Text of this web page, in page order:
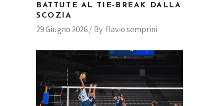
BATTUTE AL TIE-BREAK DALLA
SCOZIA
29 Giugno 2026 By flavio semprini